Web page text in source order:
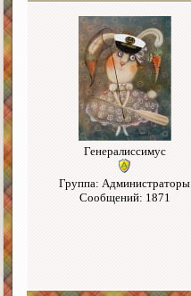
Генералиссимус
Группа: Администраторы
Сообщений: 1871